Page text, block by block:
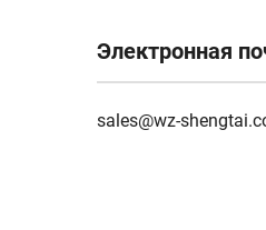
Электронная
sales@wz-